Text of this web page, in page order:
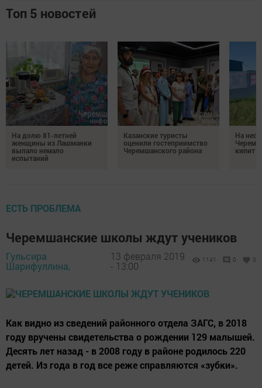
Топ 5 новостей
На долю 81-летней
женщины из Лашманки
выпало немало
испытаний
Казанские туристы
оценили гостеприимство
Черемшанского района
На
кипит
ЕСТЬ ПРОБЛЕМА
Черемшанские школы ждут учеников
Гульсира
Шарифуллина,
13 февраля 2019
- 13:00
1141 0 0
Как видно из сведений районного отдела ЗАГС, в 2018
году вручены свидетельства о рождении 129 малышей.
Десять лет назад - в 2008 году в районе родилось 220
детей. Из года в год все реже справляются «зубки».